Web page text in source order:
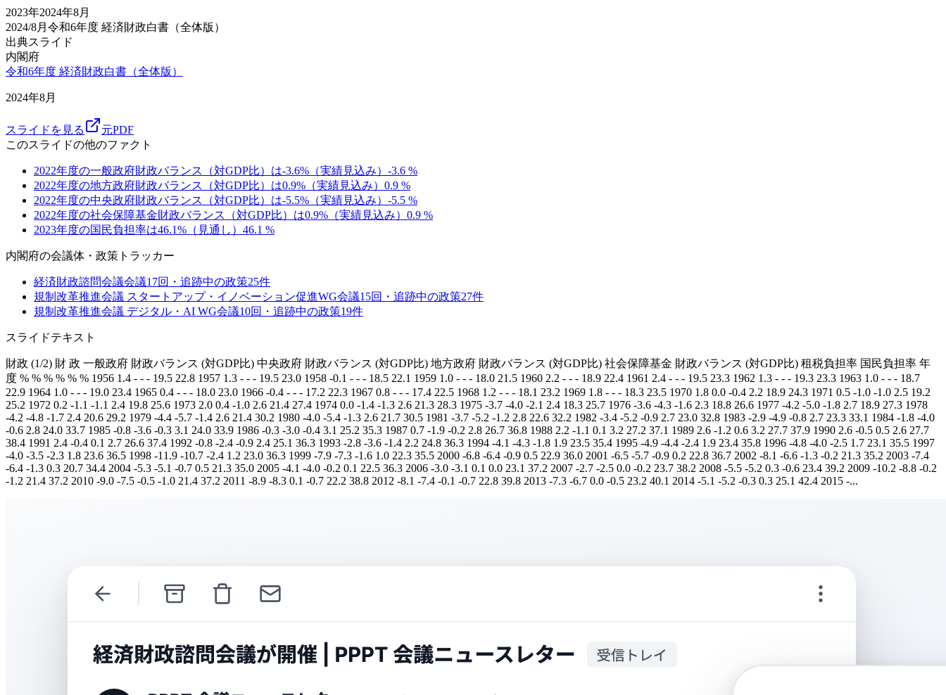
2023年2024年8月
2024/8月 令和6年度 経済財政白書（全体版）
出典スライド
内閣府
令和6年度 経済財政白書（全体版）
2024年8月
スライドを見る
元PDF
このスライドの他のファクト
2022年度の一般政府財政バランス（対GDP比）は-3.6%（実績見込み） -3.6 %
2022年度の地方政府財政バランス（対GDP比）は0.9%（実績見込み） 0.9 %
2022年度の中央政府財政バランス（対GDP比）は-5.5%（実績見込み） -5.5 %
2022年度の社会保障基金財政バランス（対GDP比）は0.9%（実績見込み） 0.9 %
2023年度の国民負担率は46.1%（見通し） 46.1 %
内閣府の会議体・政策トラッカー
経済財政諮問会議会議17回・追跡中の政策25件
規制改革推進会議 スタートアップ・イノベーション促進WG会議15回・追跡中の政策27件
規制改革推進会議 デジタル・AI WG会議10回・追跡中の政策19件
スライドテキスト
財政 (1/2) 財 政 一般政府 財政バランス (対GDP比) 中央政府 財政バランス (対GDP比) 地方政府 財政バランス (対GDP比) 社会保障基金 財政バランス (対GDP比) 租税負担率 国民負担率 年
度 % % % % % % 1956 1.4 - - - 19.5 22.8 1957 1.3 - - - 19.5 23.0 1958 -0.1 - - - 18.5 22.1 1959 1.0 - - - 18.0 21.5 1960 2.2 - - - 18.9 22.4 1961 2.4 - - - 19.5 23.3 1962 1.3 - - - 19.3 23.3 1963 1.0 - - - 18.7
22.9 1964 1.0 - - - 19.0 23.4 1965 0.4 - - - 18.0 23.0 1966 -0.4 - - - 17.2 22.3 1967 0.8 - - - 17.4 22.5 1968 1.2 - - - 18.1 23.2 1969 1.8 - - - 18.3 23.5 1970 1.8 0.0 -0.4 2.2 18.9 24.3 1971 0.5 -1.0 -1.0 2.5 19.2
25.2 1972 0.2 -1.1 -1.1 2.4 19.8 25.6 1973 2.0 0.4 -1.0 2.6 21.4 27.4 1974 0.0 -1.4 -1.3 2.6 21.3 28.3 1975 -3.7 -4.0 -2.1 2.4 18.3 25.7 1976 -3.6 -4.3 -1.6 2.3 18.8 26.6 1977 -4.2 -5.0 -1.8 2.7 18.9 27.3 1978
-4.2 -4.8 -1.7 2.4 20.6 29.2 1979 -4.4 -5.7 -1.4 2.6 21.4 30.2 1980 -4.0 -5.4 -1.3 2.6 21.7 30.5 1981 -3.7 -5.2 -1.2 2.8 22.6 32.2 1982 -3.4 -5.2 -0.9 2.7 23.0 32.8 1983 -2.9 -4.9 -0.8 2.7 23.3 33.1 1984 -1.8 -4.0
-0.6 2.8 24.0 33.7 1985 -0.8 -3.6 -0.3 3.1 24.0 33.9 1986 -0.3 -3.0 -0.4 3.1 25.2 35.3 1987 0.7 -1.9 -0.2 2.8 26.7 36.8 1988 2.2 -1.1 0.1 3.2 27.2 37.1 1989 2.6 -1.2 0.6 3.2 27.7 37.9 1990 2.6 -0.5 0.5 2.6 27.7
38.4 1991 2.4 -0.4 0.1 2.7 26.6 37.4 1992 -0.8 -2.4 -0.9 2.4 25.1 36.3 1993 -2.8 -3.6 -1.4 2.2 24.8 36.3 1994 -4.1 -4.3 -1.8 1.9 23.5 35.4 1995 -4.9 -4.4 -2.4 1.9 23.4 35.8 1996 -4.8 -4.0 -2.5 1.7 23.1 35.5 1997
-4.0 -3.5 -2.3 1.8 23.6 36.5 1998 -11.9 -10.7 -2.4 1.2 23.0 36.3 1999 -7.9 -7.3 -1.6 1.0 22.3 35.5 2000 -6.8 -6.4 -0.9 0.5 22.9 36.0 2001 -6.5 -5.7 -0.9 0.2 22.8 36.7 2002 -8.1 -6.6 -1.3 -0.2 21.3 35.2 2003 -7.4
-6.4 -1.3 0.3 20.7 34.4 2004 -5.3 -5.1 -0.7 0.5 21.3 35.0 2005 -4.1 -4.0 -0.2 0.1 22.5 36.3 2006 -3.0 -3.1 0.1 0.0 23.1 37.2 2007 -2.7 -2.5 0.0 -0.2 23.7 38.2 2008 -5.5 -5.2 0.3 -0.6 23.4 39.2 2009 -10.2 -8.8 -0.2
-1.2 21.4 37.2 2010 -9.0 -7.5 -0.5 -1.0 21.4 37.2 2011 -8.9 -8.3 0.1 -0.7 22.2 38.8 2012 -8.1 -7.4 -0.1 -0.7 22.8 39.8 2013 -7.3 -6.7 0.0 -0.5 23.2 40.1 2014 -5.1 -5.2 -0.3 0.3 25.1 42.4 2015 -...